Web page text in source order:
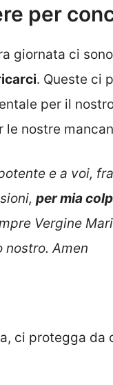
per
giornata ci
. Queste ci
per il
le nostre
e a voi,
per mia
Vergine
nostro. Amen
ci protegga